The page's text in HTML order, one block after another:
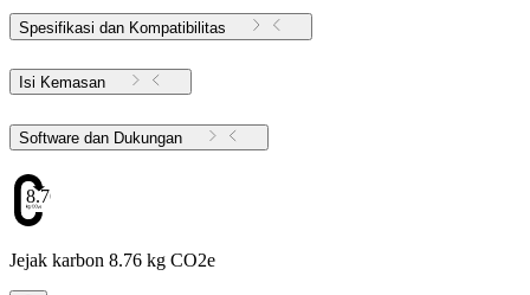
Spesifikasi dan Kompatibilitas
Isi Kemasan
Software dan Dukungan
8.76
Jejak karbon 8.76 kg CO2e